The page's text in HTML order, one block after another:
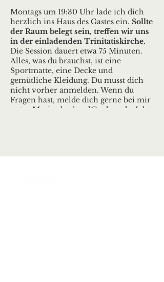
Montags um 19:30 Uhr lade ich dich
herzlich ins Haus des Gastes ein. Sollte
der Raum belegt sein, treffen wir uns
in der einladenden Trinitatiskirche.
Die Session dauert etwa 75 Minuten.
Alles, was du brauchst, ist eine
Sportmatte, eine Decke und
gemütliche Kleidung. Du musst dich
nicht vorher anmelden. Wenn du
Fragen hast, melde dich gerne bei mir
unter Maria.eberhard@yahoo.de. Ich